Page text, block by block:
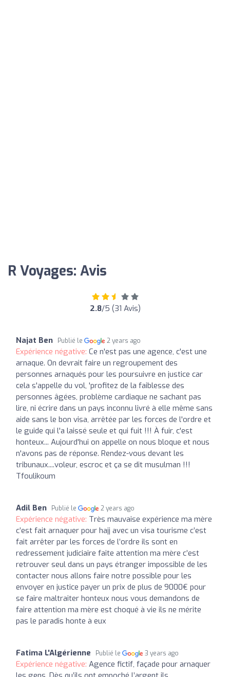
R Voyages: Avis
2.8/5 (31 Avis)
Najat Ben Publié le 2 years ago
Expérience négative: Ce n'est pas une agence, c'est une
arnaque. On devrait faire un regroupement des
personnes arnaqués pour les poursuivre en justice car
cela s'appelle du vol, 'profitez de la faiblesse des
personnes âgées, problème cardiaque ne sachant pas
lire, ni écrire dans un pays inconnu livré à elle même sans
aide sans le bon visa, arrêtée par les forces de l'ordre et
le guide qui l'a laissé seule et qui fuit !!! À fuir, c'est
honteux... Aujourd'hui on appelle on nous bloque et nous
n'avons pas de réponse. Rendez-vous devant les
tribunaux....voleur, escroc et ça se dit musulman !!!
Tfoulikoum
Adil Ben Publié le 2 years ago
Expérience négative: Très mauvaise expérience ma mère
c’est fait arnaquer pour hajj avec un visa tourisme c’est
fait arrêter par les forces de l’ordre ils sont en
redressement judiciaire faite attention ma mère c’est
retrouver seul dans un pays étranger impossible de les
contacter nous allons faire notre possible pour les
envoyer en justice payer un prix de plus de 9000€ pour
se faire maltraiter honteux nous vous demandons de
faire attention ma mère est choqué à vie ils ne mérite
pas le paradis honte à eux
Fatima L'Algérienne Publié le 3 years ago
Expérience négative: Agence fictif, façade pour arnaquer